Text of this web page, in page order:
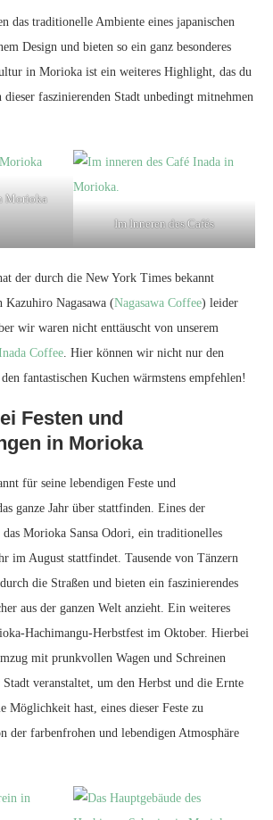
das traditionelle Ambiente eines japanischen
Design und bieten so ein ganz besonderes
in Morioka ist ein weiteres Highlight, das du
faszinierenden Stadt unbedingt mitnehmen
Morioka
Im Inneren des Cafés
der durch die New York Times bekannt
Kazuhiro Nagasawa (Nagasawa Coffee) leider
wir waren nicht enttäuscht von unserem
Coffee. Hier können wir nicht nur den
fantastischen Kuchen wärmstens empfehlen!
Festen und
in Morioka
für seine lebendigen Feste und
ganze Jahr über stattfinden. Eines der
das Morioka Sansa Odori, ein traditionelles
im August stattfindet. Tausende von Tänzern
die Straßen und bieten ein faszinierendes
aus der ganzen Welt anzieht. Ein weiteres
Hachimangu-Herbstfest im Oktober. Hierbei
mit prunkvollen Wagen und Schreinen
veranstaltet, um den Herbst und die Ernte
Möglichkeit hast, eines dieser Feste zu
der farbenfrohen und lebendigen Atmosphäre